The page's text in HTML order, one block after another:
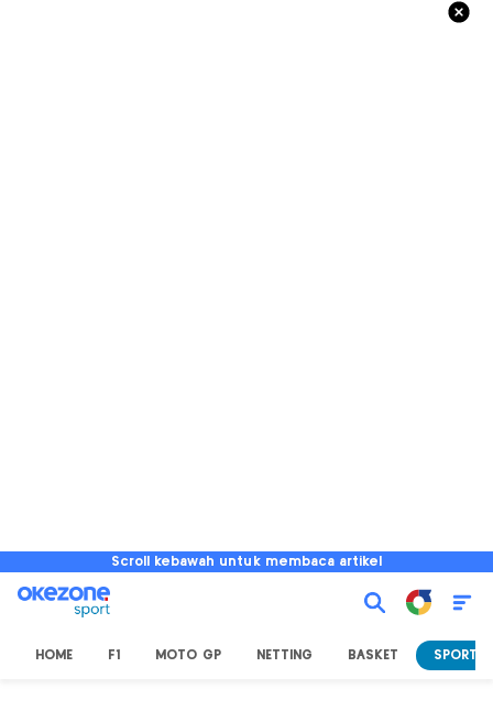
Scroll kebawah untuk membaca artikel
HOME F1 MOTO GP NETTING BASKET SPORT